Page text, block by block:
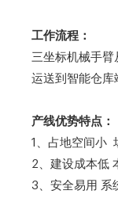
工作流程：
三坐标机械手
运送到智能仓库
产线优势特点：
1、占地空间小
2、建设成本低
3、安全易用 系